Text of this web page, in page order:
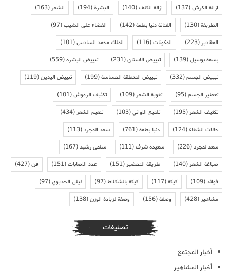
ازالة الكرش(137) ازالة الكلف(140) البشرة(194) الشعر(163)
الطريقة(130) الفنانة دنيا بطمة(142) القضاء على الشيب(97)
المقادير(223) المكونات(116) الملك محمد السادس(101)
بسمة بوسيل(139) تبييض الاسنان(231) تبييض البشرة(559)
تبييض الجسم(332) تبييض المنطقة الحساسة(199) تبييض اليدين(119)
تعطير الجسم(95) تقوية الشعر(109) تكثيف الرموش(101)
تكثيف الشعر(195) تلميع الاواني(103) تنعيم الشعر(434)
حالات الشفاء(124) دنيا بطمة(761) سعد المجرد(113)
سعد لمجرد(226) سعيدة شرف(111) سلمى رشيد(167)
صباغة الشعر(140) طريقة التحضير(151) عدد الاصابات(151) فن(427)
فوائد(109) كيكة(117) كيكة بالشكلاط(97) ليلى الحديوي(97)
مشاهير(428) وصفة(156) وصفة لزيادة الوزن(138)
تصنيفات
أخبار المجتمع
أخبار المشاهير